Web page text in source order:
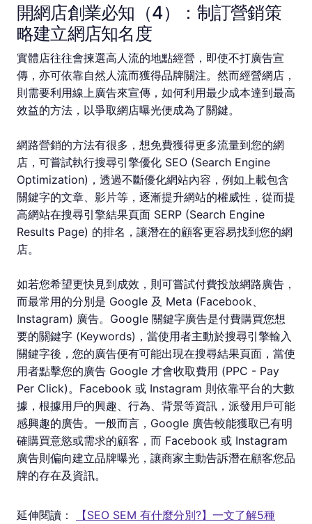
開網店創業必知（4）：制訂營銷策
略建立網店知名度
實體店往往會揀選高人流的地點經營，即使不打廣告宣
傳，亦可依靠自然人流而獲得品牌關注。然而經營網店，
則需要利用線上廣告來宣傳，如何利用最少成本達到最高
效益的方法，以爭取網店曝光便成為了關鍵。
網路營銷的方法有很多，想免費獲得更多流量到您的網
店，可嘗試執行搜尋引擎優化 SEO (Search Engine
Optimization)，透過不斷優化網站內容，例如上載包含
關鍵字的文章、影片等，逐漸提升網站的權威性，從而提
高網站在搜尋引擎結果頁面 SERP (Search Engine
Results Page) 的排名，讓潛在的顧客更容易找到您的網
店。
如若您希望更快見到成效，則可嘗試付費投放網路廣告，
而最常用的分別是 Google 及 Meta (Facebook、
Instagram) 廣告。Google 關鍵字廣告是付費購買您想
要的關鍵字 (Keywords)，當使用者主動於搜尋引擎輸入
關鍵字後，您的廣告便有可能出現在搜尋結果頁面，當使
用者點擊您的廣告 Google 才會收取費用 (PPC - Pay
Per Click)。Facebook 或 Instagram 則依靠平台的大數
據，根據用戶的興趣、行為、背景等資訊，派發用戶可能
感興趣的廣告。一般而言，Google 廣告較能獲取已有明
確購買意慾或需求的顧客，而 Facebook 或 Instagram
廣告則偏向建立品牌曝光，讓商家主動告訴潛在顧客您品
牌的存在及資訊。
延伸閱讀：
【SEO SEM 有什麼分別?】一文了解5種